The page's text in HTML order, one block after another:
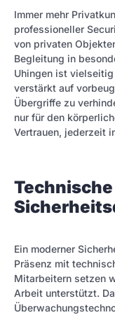
Immer mehr
professioneller
von privaten
Begleitung in
Uhingen ist
verstärkt auf
Übergriffe zu
nur für den
Vertrauen, jederzeit
Ein moderner
Präsenz mit
Mitarbeitern setzen
Arbeit unterstützt.